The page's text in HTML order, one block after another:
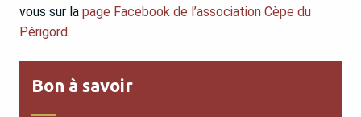
vous sur la page Facebook de l’association Cèpe du
Périgord.
Bon à savoir